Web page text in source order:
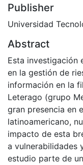
Publisher
Universidad
Abstract
Esta investigación
en la gestión de
información en la
Leterago (grupo
gran presencia en
latinoamericano,
impacto de esta
a vulnerabilidades
estudio parte de